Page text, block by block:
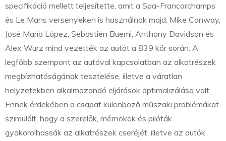
specifikáció mellett teljesítette, amit a Spa-Francorchamps
és Le Mans versenyeken is használnak majd. Mike Conway,
José María López, Sébastien Buemi, Anthony Davidson és
Alex Wurz mind vezették az autót a 839 kör során. A
legfőbb szempont az autóval kapcsolatban az alkatrészek
megbízhatóságának tesztelése, illetve a váratlan
helyzetekben alkalmazandó eljárások optimalizálása volt.
Ennek érdekében a csapat különböző műszaki problémákat
szimulált, hogy a szerelők, mérnökök és pilóták
gyakorolhassák az alkatrészek cseréjét, illetve az autók